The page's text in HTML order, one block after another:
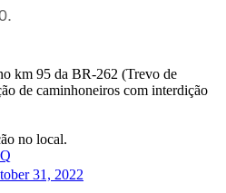
km 95 da BR-262 (Trevo de
de caminhoneiros com interdição
no local.
31, 2022